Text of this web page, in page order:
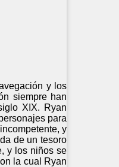
y los
siempre han
XIX. Ryan
para
y
de un tesoro
y los niños se
la cual Ryan